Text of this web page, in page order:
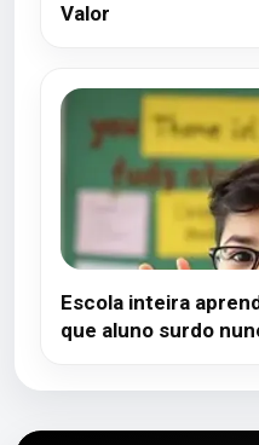
Valor
Escola inteira
que aluno surdo